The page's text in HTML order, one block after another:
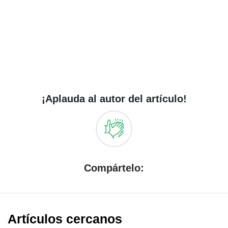
¡Aplauda al autor del artículo!
Compártelo:
Artículos cercanos